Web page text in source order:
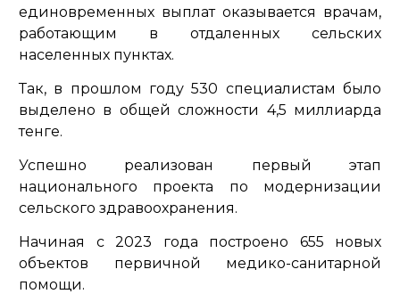
единовременных выплат оказывается врачам,
работающим в отдаленных сельских
населенных пунктах.
Так, в прошлом году 530 специалистам было
выделено в общей сложности 4,5 миллиарда
тенге.
Успешно реализован первый этап
национального проекта по модернизации
сельского здравоохранения.
Начиная с 2023 года построено 655 новых
объектов первичной медико-санитарной
помощи.